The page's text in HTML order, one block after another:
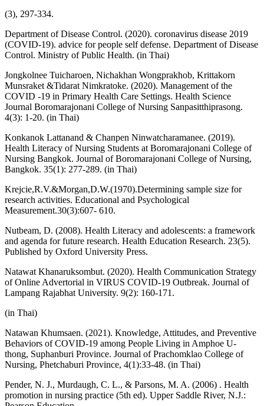
(3), 297-334.
Department of Disease Control. (2020). coronavirus disease 2019
(COVID-19). advice for people self defense. Department of Disease
Control. Ministry of Public Health. (in Thai)
Jongkolnee Tuicharoen, Nichakhan Wongprakhob, Krittakorn
Munsraket &Tidarat Nimkratoke. (2020). Management of the
COVID -19 in Primary Health Care Settings. Health Science
Journal Boromarajonani College of Nursing Sanpasitthiprasong.
4(3): 1-20. (in Thai)
Konkanok Lattanand & Chanpen Ninwatcharamanee. (2019).
Health Literacy of Nursing Students at Boromarajonani College of
Nursing Bangkok. Journal of Boromarajonani College of Nursing,
Bangkok. 35(1): 277-289. (in Thai)
Krejcie,R.V.&Morgan,D.W.(1970).Determining sample size for
research activities. Educational and Psychological
Measurement.30(3):607- 610.
Nutbeam, D. (2008). Health Literacy and adolescents: a framework
and agenda for future research. Health Education Research. 23(5).
Published by Oxford University Press.
Natawat Khanaruksombut. (2020). Health Communication Strategy
of Online Advertorial in VIRUS COVID-19 Outbreak. Journal of
Lampang Rajabhat University. 9(2): 160-171.
(in Thai)
Natawan Khumsaen. (2021). Knowledge, Attitudes, and Preventive
Behaviors of COVID-19 among People Living in Amphoe U-
thong, Suphanburi Province. Journal of Prachomklao College of
Nursing, Phetchaburi Province, 4(1):33-48. (in Thai)
Pender, N. J., Murdaugh, C. L., & Parsons, M. A. (2006) . Health
promotion in nursing practice (5th ed). Upper Saddle River, N.J.: